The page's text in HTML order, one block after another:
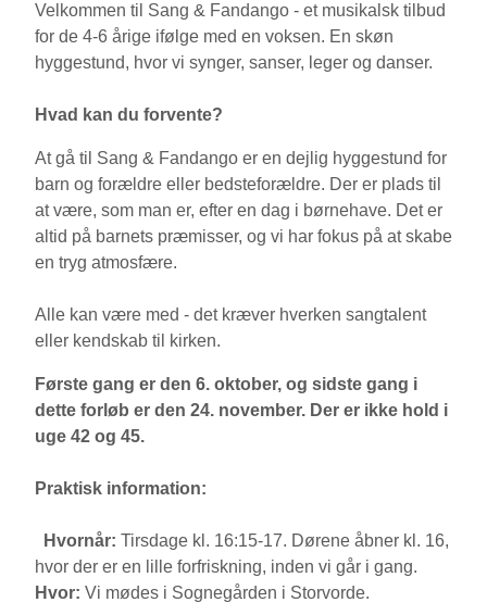
Velkommen til Sang & Fandango - et musikalsk tilbud
for de 4-6 årige ifølge med en voksen. En skøn
hyggestund, hvor vi synger, sanser, leger og danser.
Hvad kan du forvente?
At gå til Sang & Fandango er en dejlig hyggestund for
barn og forældre eller bedsteforældre. Der er plads til
at være, som man er, efter en dag i børnehave. Det er
altid på barnets præmisser, og vi har fokus på at skabe
en tryg atmosfære.
Alle kan være med - det kræver hverken sangtalent
eller kendskab til kirken.
Første gang er den 6. oktober, og sidste gang i
dette forløb er den 24. november. Der er ikke hold i
uge 42 og 45.
Praktisk information:
️ Hvornår: Tirsdage kl. 16:15-17. Dørene åbner kl. 16,
hvor der er en lille forfriskning, inden vi går i gang.
Hvor: Vi mødes i Sognegården i Storvorde.